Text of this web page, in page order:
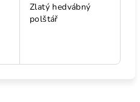
Zlatý hedvábný
polštář